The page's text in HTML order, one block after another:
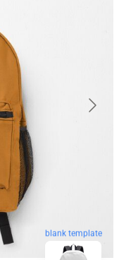
blank template